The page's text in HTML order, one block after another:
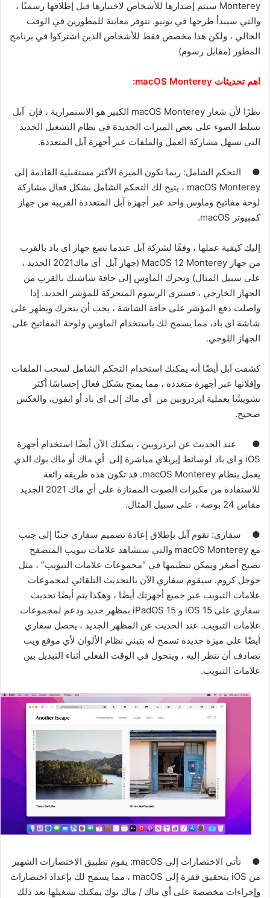
Monterey سيتم إصدارها للأشخاص لاختبارها قبل إطلاقها رسميًا ،
والتي سيبدأ طرحها في يونيو. تتوفر معاينة للمطورين في الوقت
الحالي ، ولكن هذا مخصص فقط للأشخاص الذين اشتركوا في برنامج
المطور (مقابل رسوم)
اهم تحديثات macOS Monterey:
نظرًا لأن شعار macOS Monterey الكبير هو الاستمرارية ، فإن آبل
تسلط الضوء على بعض الميزات الجديدة في نظام التشغيل الجديد
التي تسهل مشاركة العمل والملفات عبر أجهزة آبل المتعددة.
●
التحكم الشامل: ربما تكون الميزة الأكثر مستقبلية القادمة إلى
macOS Monterey ، يتيح لك التحكم الشامل بشكل فعال مشاركة
لوحة مفاتيح وماوس واحد عبر أجهزة آبل المتعددة القريبة من جهاز
كمبيوتر macOS.
إليك كيفية عملها ، وفقًا لشركة آبل عندما تضع جهاز اى باد بالقرب
من جهاز MacOS 12 Monterey (جهاز آبل أي ماك2021 الجديد ،
على سبيل المثال) وتحرك الماوس إلى حافة شاشتك بالقرب من
الجهاز الخارجي ، فسترى الرسوم المتحركة للمؤشر الجديد. إذا
واصلت دفع المؤشر على حافة الشاشة ، يجب أن يتحرك ويظهر على
شاشة اى باد، مما يسمح لك باستخدام الماوس ولوحة المفاتيح على
الجهاز اللوحي.
كشفت آبل أيضًا أنه يمكنك استخدام التحكم الشامل لسحب الملفات
وإفلاتها عبر أجهزة متعددة ، مما يمنح بشكل فعال إحساسًا أكثر
تشويشًا بعملية ايردروبين من أي ماك إلى اى باد أو ايفون، والعكس
صحيح.
●
عند الحديث عن ايردروبين ، يمكنك الآن أيضًا استخدام أجهزة
iOS و اى باد لوسائط إيربلاي مباشرة إلى أي ماك أو ماك بوك الذي
يعمل بنظام macOS Monterey. قد تكون هذه طريقة رائعة
للاستفادة من مكبرات الصوت الممتازة على أي ماك 2021 الجديد
مقاس 24 بوصة ، على سبيل المثال.
●
سفاري: تقوم آبل بإطلاق إعادة تصميم سفاري جنبًا إلى جنب
مع macOS Monterey والتي ستشاهد علامات تبويب المتصفح
تصبح أصغر ويمكن تنظيمها في “مجموعات علامات التبويب” ، مثل
جوجل كروم. سيقوم سفاري الآن بالتحديث التلقائي لمجموعات
علامات التبويب عبر جميع أجهزتك أيضًا ، وهكذا يتم أيضًا تحديث
سفاري على iOS 15 و iPadOS 15 بمظهر جديد ودعم لمجموعات
علامات التبويب. عند الحديث عن المظهر الجديد ، يحصل سفاري
أيضًا على ميزة جديدة تسمح له بتبني نظام الألوان لأي موقع ويب
تصادف أن تنظر إليه ، ويتحول في الوقت الفعلي أثناء التبديل بين
علامات التبويب.
●
تأتي الاختصارات إلى macOS: يقوم تطبيق الاختصارات الشهير
من iOS بتحقيق قفزة إلى macOS ، مما يسمح لك بإعداد اختصارات
وإجراءات مخصصة على أي ماك / ماك بوك يمكنك تشغيلها بعد ذلك